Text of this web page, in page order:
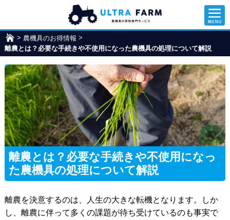
ウ
ル
ト
ラ
フ
ァ
ー
ム
> 農機具のお得情報 >
離農とは？必要な手続きや不使用になった農機具の処理について解説
離農とは？必要な手続きや不使用になっ
た農機具の処理について解説
離農を決意するのは、人生の大きな転機となります。しか
し、離農に伴って多くの課題が待ち受けているのも事実で